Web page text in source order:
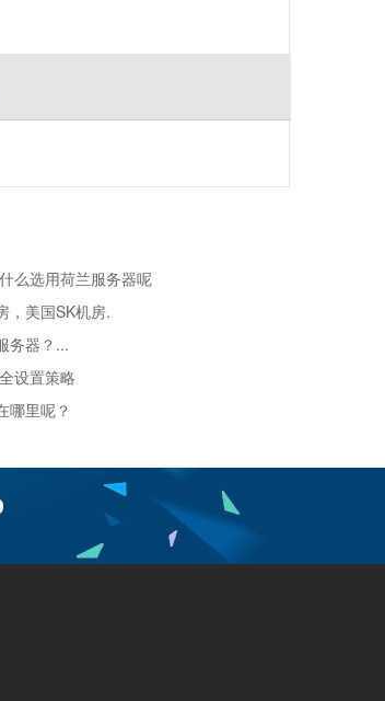
么选用荷兰服务器呢
，美国SK机房.
务器？...
设置策略
哪里呢？